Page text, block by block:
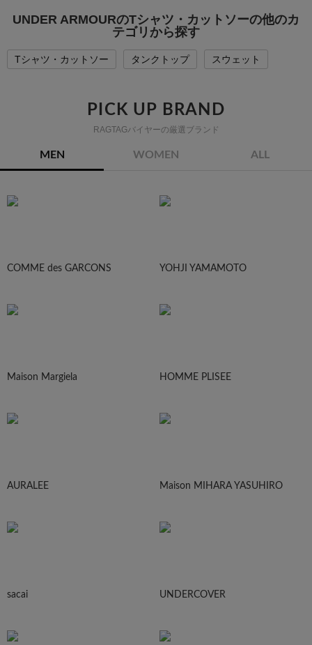
UNDER ARMOURのTシャツ・カットソーの他のカ
テゴリから探す
Tシャツ・カットソー タンクトップ スウェット
PICK UP BRAND
RAGTAGバイヤーの厳選ブランド
MEN WOMEN ALL
COMME des GARCONS YOHJI YAMAMOTO
Maison Margiela HOMME PLISEE
AURALEE Maison MIHARA YASUHIRO
sacai UNDERCOVER